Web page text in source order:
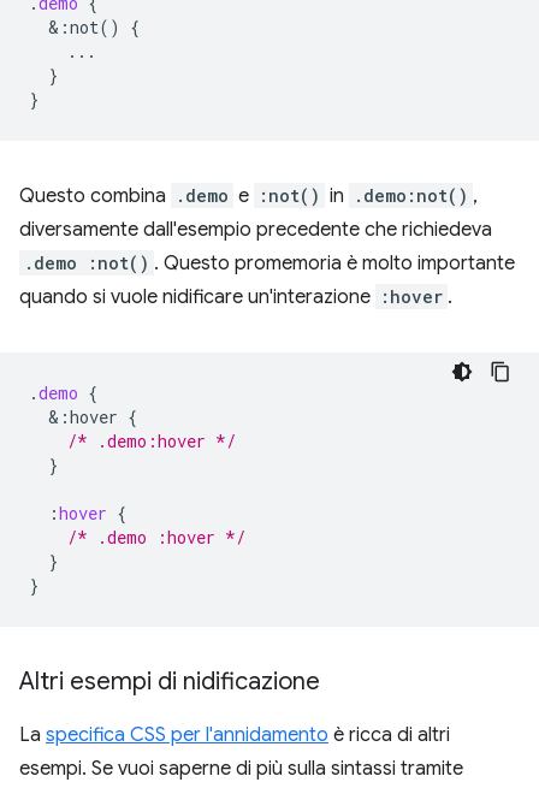
& :not()
{
...
}
}
Questo combina .demo e :not() in .demo:not() ,
diversamente dall'esempio precedente che richiedeva
.demo :not() . Questo promemoria è molto importante
quando si vuole nidificare un'interazione :hover .
.demo {
& :hover {
/* .demo:hover */
}
:hover {
/* .demo :hover */
}
}
Altri esempi di nidificazione
La specifica CSS per l'annidamento è ricca di altri
esempi. Se vuoi saperne di più sulla sintassi tramite